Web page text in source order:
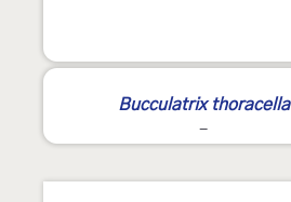
Bucculatrix thoracella
-